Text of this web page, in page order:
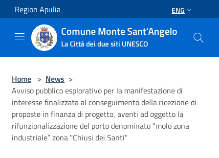
Salta al contenuto principale
Region Apulia ENG
Comune Monte Sant'Angelo
La Città dei due siti UNESCO
Home > News >
Avviso pubblico esplorativo per la manifestazione di
interesse finalizzata al conseguimento della ricezione di
proposte in finanza di progetto, aventi ad oggetto la
rifunzionalizzazione del porto denominato “molo zona
industriale” zona "Chiusi dei Santi"